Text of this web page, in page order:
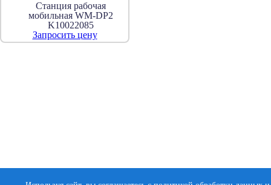
Станция рабочая
мобильная WM-DP2
K10022085
Запросить цену